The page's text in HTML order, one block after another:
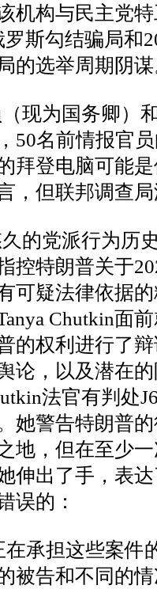
机构与民主党
罗斯勾结骗局和
的选举周期阴
现为国务卿）
50名前情报官
拜登电脑可能
，但联邦调查
的党派行为历
控特朗普关于
可疑法律依据
Chutkin面
的权利进行了
论，以及潜在
法官有判处
她警告特朗普
地，但在至少
伸出了手，表
误的：
在承担这些案件
被告和不同的